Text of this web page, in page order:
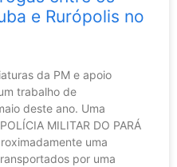
e Rurópolis no
da PM e apoio
trabalho de
deste ano. Uma
MILITAR DO PARÁ
uma
por uma